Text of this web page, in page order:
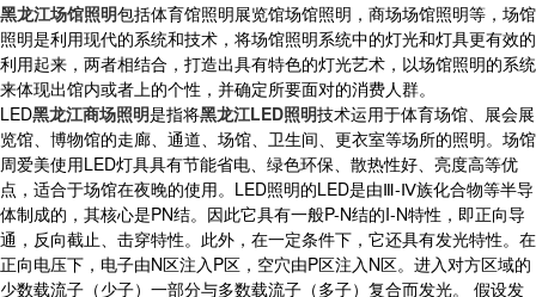
黑龙江场馆照明包括体育馆照明展览馆场馆照明，商场场馆照明等，场馆
照明是利用现代的系统和技术，将场馆照明系统中的灯光和灯具更有效的
利用起来，两者相结合，打造出具有特色的灯光艺术，以场馆照明的系统
来体现出馆内或者上的个性，并确定所要面对的消费人群。
LED黑龙江商场照明是指将黑龙江LED照明技术运用于体育场馆、展会展
览馆、博物馆的走廊、通道、场馆、卫生间、更衣室等场所的照明。场馆
周爱美使用LED灯具具有节能省电、绿色环保、散热性好、亮度高等优
点，适合于场馆在夜晚的使用。LED照明的LED是由Ⅲ-Ⅳ族化合物等半导
体制成的，其核心是PN结。因此它具有一般P-N结的I-N特性，即正向导
通，反向截止、击穿特性。此外，在一定条件下，它还具有发光特性。在
正向电压下，电子由N区注入P区，空穴由P区注入N区。进入对方区域的
少数载流子（少子）一部分与多数载流子（多子）复合而发光。 假设发